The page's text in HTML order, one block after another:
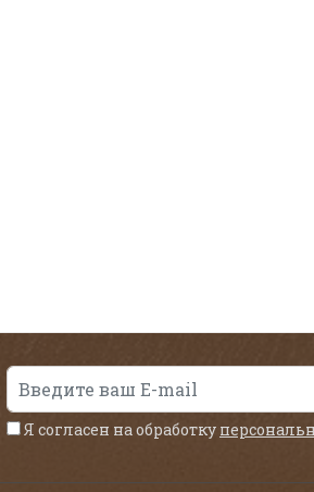
Я согласен на обработку